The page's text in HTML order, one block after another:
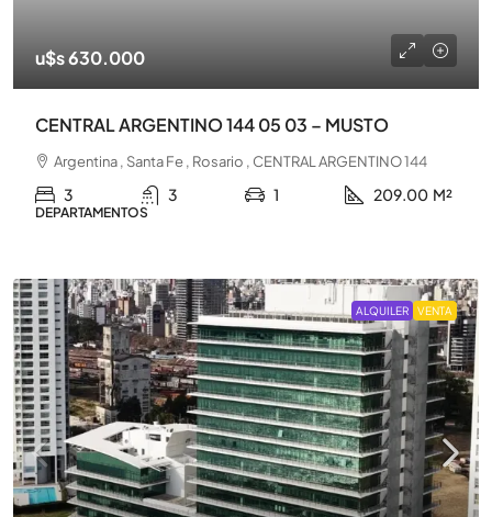
u$s 630.000
CENTRAL ARGENTINO 144 05 03 – MUSTO
Argentina , Santa Fe , Rosario , CENTRAL ARGENTINO 144
3 3 1 209.00 M²
DEPARTAMENTOS
ALQUILER VENTA